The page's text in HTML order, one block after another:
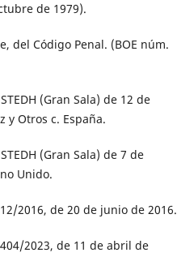
de 1979).
del Código Penal. (BOE núm.
(Gran Sala) de 12 de
y Otros c. España.
(Gran Sala) de 7 de
Unido.
2016, de 20 de junio de 2016.
2023, de 11 de abril de